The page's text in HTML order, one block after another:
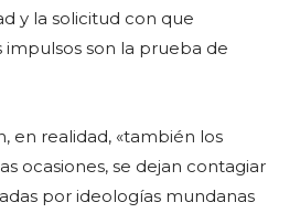
y la solicitud con que
impulsos son la prueba de
en realidad, «también los
ocasiones, se dejan contagiar
por ideologías mundanas